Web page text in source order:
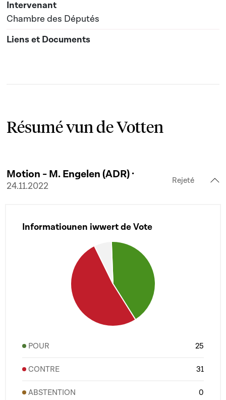
Chambre des Députés
Résumé vun de Votten
Motion - M. Engelen (ADR) ·
24.11.2022
Rejeté
Informatiounen iwwert de Vote
POUR 25
CONTRE 31
ABSTENTION 0